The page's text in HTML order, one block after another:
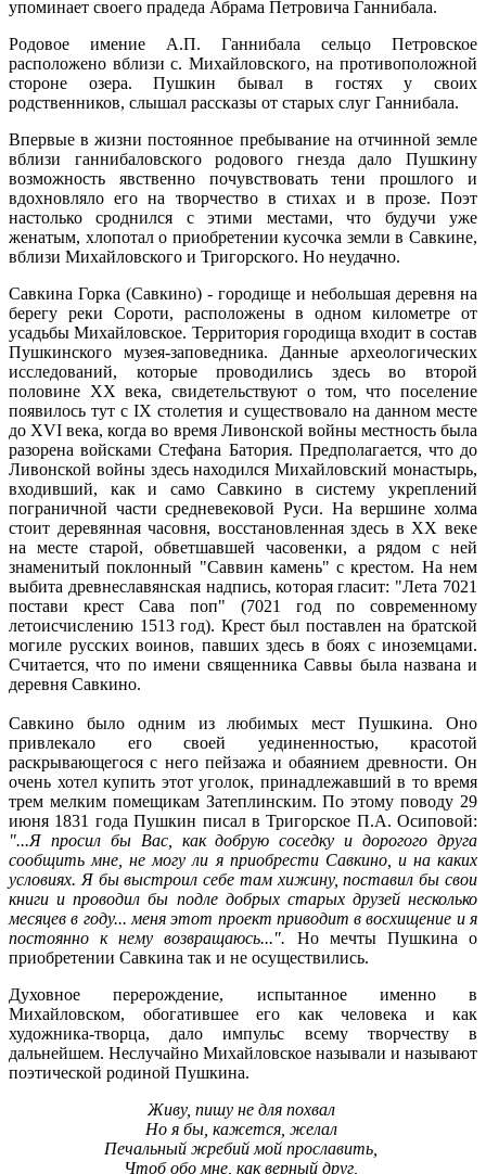
упоминает своего прадеда Абрама Петровича Ганнибала.
Родовое имение А.П. Ганнибала сельцо Петровское
расположено вблизи с. Михайловского, на противоположной
стороне озера. Пушкин бывал в гостях у своих
родственников, слышал рассказы от старых слуг Ганнибала.
Впервые в жизни постоянное пребывание на отчинной земле
вблизи ганнибаловскогородового гнезда дало Пушкину
возможность явственно почувствовать тени прошлого и
вдохновляло его на творчество в стихах и в прозе. Поэт
настолько сроднился с этими местами,что будучи уже
женатым, хлопотал о приобретении кусочка земли в Савкине,
вблизи Михайловского и Тригорского. Но неудачно.
Савкина Горка (Савкино) - городище и небольшая деревня на
берегу реки Сороти, расположены в одном километре от
усадьбы Михайловское. Территория городища входит в состав
Пушкинского музея-заповедника. Данные археологических
исследований, которые проводились здесь во второй
половине ХХ века, свидетельствуют о том, что поселение
появилось тут с IX столетия и существовало на данном месте
до XVI века, когда во время Ливонской войны местность была
разорена войсками Стефана Батория. Предполагается, что до
Ливонской войны здесь находился Михайловский монастырь,
входивший, как и само Савкино в систему укреплений
пограничной части средневековой Руси. На вершине холма
стоит деревянная часовня, восстановленная здесь в ХХ веке
на месте старой, обветшавшей часовенки, а рядом с ней
знаменитый поклонный "Саввин камень" с крестом. На нем
выбита древнеславянская надпись, которая гласит: "Лета 7021
постави крест Сава поп" (7021 год по современному
летоисчислению 1513 год). Крест был поставлен на братской
могиле русских воинов, павших здесь в боях с иноземцами.
Считается, что по имени священника Саввы была названа и
деревня Савкино.
Савкино было одним из любимых мест Пушкина. Оно
привлекало его своей уединенностью, красотой
раскрывающегося с него пейзажа и обаянием древности. Он
очень хотел купить этот уголок, принадлежавший в то время
трем мелким помещикам Затеплинским. По этому поводу 29
июня 1831 года Пушкин писал вТригорское П.А. Осиповой:
"...Я просил бы Вас, как добрую соседку и дорогого друга
сообщить мне, не могу ли я приобрести Савкино, и на каких
условиях. Я бы выстроил себе там хижину, поставил бы свои
книги и проводил бы подле добрых старых друзей несколько
месяцев в году... меня этот проект приводитв восхищение и я
постоянно к нему возвращаюсь...". Но мечты Пушкина о
приобретении Савкина так и не осуществились.
Духовное перерождение, испытанное именно в
Михайловском, обогатившее его как человека и как
художника-творца, дало импульс всему творчеству в
дальнейшем. Неслучайно Михайловское называли и называют
поэтической родиной Пушкина.
Живу, пишу не для похвал
Но я бы, кажется, желал
Печальный жребий мой прославить,
Чтоб обо мне, как верный друг,